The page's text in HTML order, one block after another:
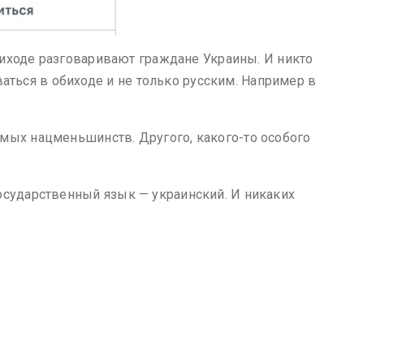
разговаривают граждане Украины. И никто
в обиходе и не только русским. Например в
нацменьшинств. Другого, какого-то особого
язык — украинский. И никаких